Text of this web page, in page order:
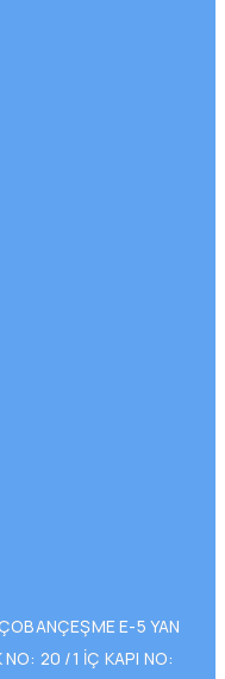
E-5 YAN
NO: 20 /1 İÇ KAPI NO: